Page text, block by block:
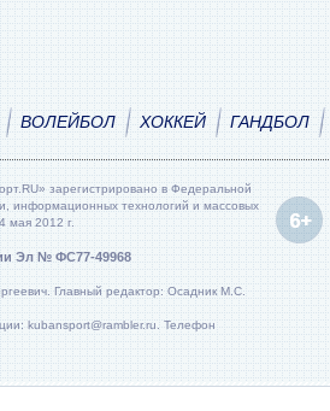
ВОЛЕЙБОЛ ХОККЕЙ ГАНДБОЛ
зарегистрировано в Федеральной
информационных технологий и массовых
мая 2012 г.
Эл № ФС77-49968
Главный редактор: Осадник М.С.
kubansport@rambler.ru. Телефон